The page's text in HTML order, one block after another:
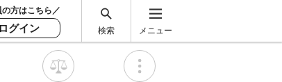
の方はこちら／
ログイン 検索 メニュー